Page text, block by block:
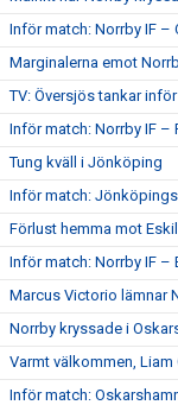
Inför match: Norrby IF –
Marginalerna emot
TV: Översjös tankar
Inför match: Norrby IF –
Tung kväll i Jönköping
Inför match:
Förlust hemma mot
Inför match: Norrby IF –
Marcus Victorio lämnar
Norrby kryssade i
Varmt välkommen, Liam
Inför match: